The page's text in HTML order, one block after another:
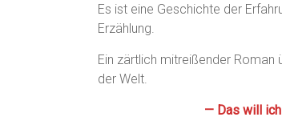
Es ist eine Geschichte der
Erzählung.
Ein zärtlich mitreißender
der Welt.
— Das will